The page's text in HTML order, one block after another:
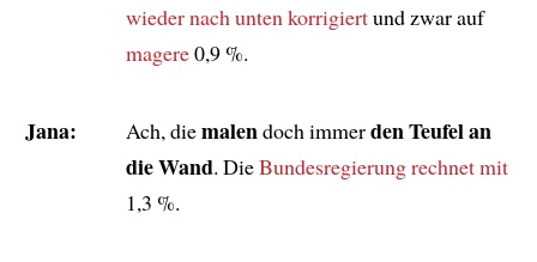
wiedernach unten korrigiertund zwar auf
magere0,9 %.
Jana: Ach, diemalendoch immerden Teufel an
die Wand. DieBundesregierungrechnet mit
1,3 %.